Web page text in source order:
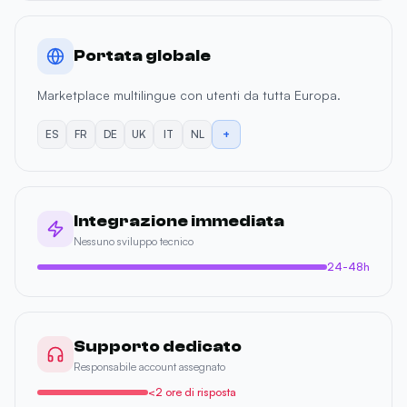
Portata globale
Marketplace multilingue con utenti da tutta Europa.
ES FR DE UK IT NL +
Integrazione immediata
Nessuno sviluppo tecnico
24-48h
Supporto dedicato
Responsabile account assegnato
<2 ore di risposta